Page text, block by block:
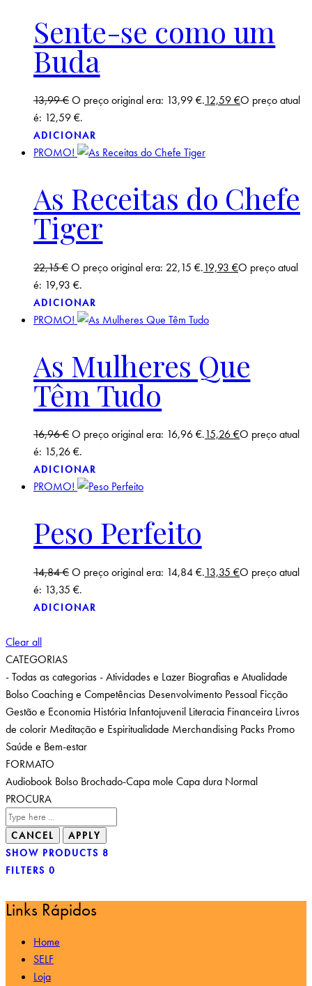
Sente-se como um
Buda
13,99€O preço original era: 13,99 €.12,59€O preço atual
é: 12,59 €.
ADICIONAR
PROMO!
As Receitas do Chefe
Tiger
22,15€O preço original era: 22,15 €.19,93 €O preço atual
é: 19,93 €.
ADICIONAR
PROMO!
As Mulheres Que
Têm Tudo
16,96€O preço original era: 16,96 €.15,26€O preço atual
é: 15,26 €.
ADICIONAR
PROMO!
Peso Perfeito
14,84€O preço original era: 14,84 €.13,35 €O preço atual
é: 13,35 €.
ADICIONAR
Clear all
CATEGORIAS
- Todas as categorias -Atividades e Lazer Biografias e Atualidade
BolsoCoaching e Competências Desenvolvimento Pessoal Ficção
Gestão e Economia História Infantojuvenil Literacia Financeira Livros
de colorir Meditação e Espiritualidade Merchandising Packs Promo
Saúde e Bem-estar
FORMATO
Audiobook Bolso Brochado-Capa mole Capa dura Normal
PROCURA
SHOW PRODUCTS 8
FILTERS 0
Links Rápidos
Home
SELF
Loja